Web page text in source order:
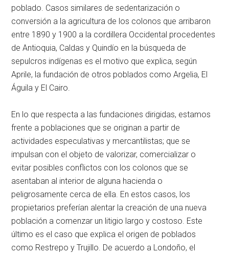
poblado. Casos similares de sedentarización o
conversión a la agricultura de los colonos que arribaron
entre 1890 y 1900 a la cordillera Occidental procedentes
de Antioquia, Caldas y Quindío en la búsqueda de
sepulcros indígenas es el motivo que explica, según
Aprile, la fundación de otros poblados como Argelia, El
Águila y El Cairo.
En lo que respecta a las fundaciones dirigidas, estamos
frente a poblaciones que se originan a partir de
actividades especulativas y mercantilistas; que se
impulsan con el objeto de valorizar, comercializar o
evitar posibles conflictos con los colonos que se
asentaban al interior de alguna hacienda o
peligrosamente cerca de ella. En estos casos, los
propietarios preferían alentar la creación de una nueva
población a comenzar un litigio largo y costoso. Este
último es el caso que explica el origen de poblados
como Restrepo y Trujillo. De acuerdo a Londoño, el